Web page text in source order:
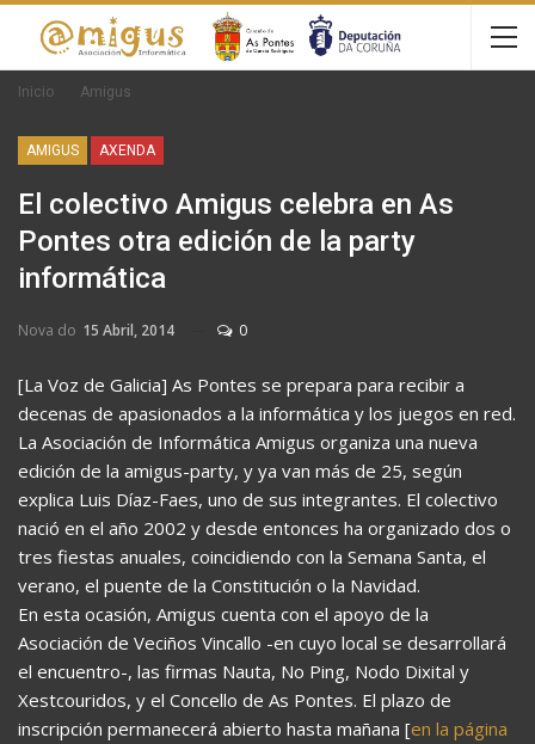
Inicio Amigus
AMIGUS AXENDA
El colectivo Amigus celebra en As
Pontes otra edición de la party
informática
Nova do 15 Abril, 2014 0
[La Voz de Galicia] As Pontes se prepara para recibir a
decenas de apasionados a la informática y los juegos en red.
La Asociación de Informática Amigus organiza una nueva
edición de la amigus-party, y ya van más de 25, según
explica Luis Díaz-Faes, uno de sus integrantes. El colectivo
nació en el año 2002 y desde entonces ha organizado dos o
tres fiestas anuales, coincidiendo con la Semana Santa, el
verano, el puente de la Constitución o la Navidad.
En esta ocasión, Amigus cuenta con el apoyo de la
Asociación de Veciños Vincallo -en cuyo local se desarrollará
el encuentro-, las firmas Nauta, No Ping, Nodo Dixital y
Xestcouridos, y el Concello de As Pontes. El plazo de
inscripción permanecerá abierto hasta mañana [en la página